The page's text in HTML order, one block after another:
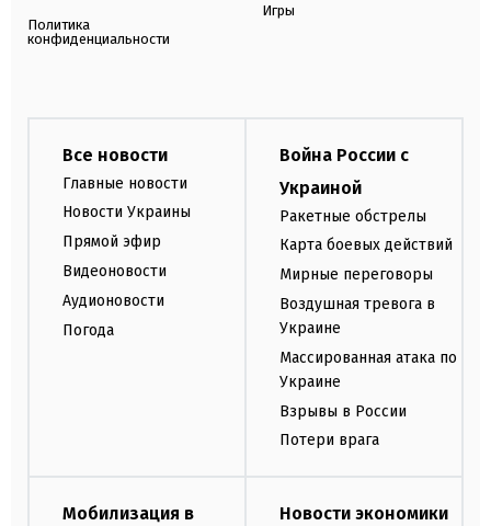
Политика
конфиденциальности
Игры
Все новости
Главные новости
Новости Украины
Прямой эфир
Видеоновости
Аудионовости
Погода
Война России с
Украиной
Ракетные обстрелы
Карта боевых действий
Мирные переговоры
Воздушная тревога в
Украине
Массированная атака по
Украине
Взрывы в России
Потери врага
Мобилизация в
Новости экономики